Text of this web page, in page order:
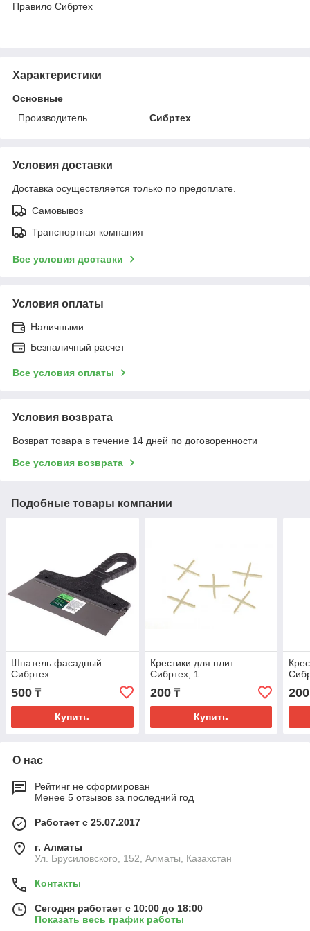
Правило Сибртех
Характеристики
Основные
Производитель
Сибртех
Условия доставки
Доставка осуществляется только по предоплате.
Самовывоз
Транспортная компания
Все условия доставки
Условия оплаты
Наличными
Безналичный расчет
Все условия оплаты
Условия возврата
Возврат товара в течение 14 дней по договоренности
Все условия возврата
Подобные товары компании
Шпатель фасадный
Сибртех
500 ₸
Купить
Крестики для плит
Сибртех, 1
200₸
Купить
200
О нас
Рейтинг не сформирован
Менее 5 отзывов за последний год
Работает с 25.07.2017
г. Алматы
Ул. Брусиловского, 152, Алматы, Казахстан
Контакты
Сегодня работает с 10:00 до 18:00
Показать весь график работы